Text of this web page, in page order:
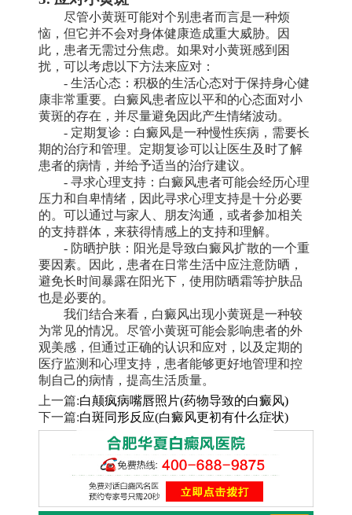
尽管小黄斑可能对个别患者而言是一种烦
恼，但它并不会对身体健康造成重大威胁。因
此，患者无需过分焦虑。如果对小黄斑感到困
扰，可以考虑以下方法来应对：
- 生活心态：积极的生活心态对于保持身心健
康非常重要。白癜风患者应以平和的心态面对小
黄斑的存在，并尽量避免因此产生情绪波动。
- 定期复诊：白癜风是一种慢性疾病，需要长
期的治疗和管理。定期复诊可以让医生及时了解
患者的病情，并给予适当的治疗建议。
- 寻求心理支持：白癜风患者可能会经历心理
压力和自卑情绪，因此寻求心理支持是十分必要
的。可以通过与家人、朋友沟通，或者参加相关
的支持群体，来获得情感上的支持和理解。
- 防晒护肤：阳光是导致白癜风扩散的一个重
要因素。因此，患者在日常生活中应注意防晒，
避免长时间暴露在阳光下，使用防晒霜等护肤品
也是必要的。
我们结合来看，白癜风出现小黄斑是一种较
为常见的情况。尽管小黄斑可能会影响患者的外
观美感，但通过正确的认识和应对，以及定期的
医疗监测和心理支持，患者能够更好地管理和控
制自己的病情，提高生活质量。
上一篇:白颠疯病嘴唇照片(药物导致的白癜风)
下一篇:白斑同形反应(白癜风更初有什么症状)